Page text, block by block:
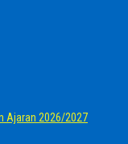
Ajaran 2026/2027